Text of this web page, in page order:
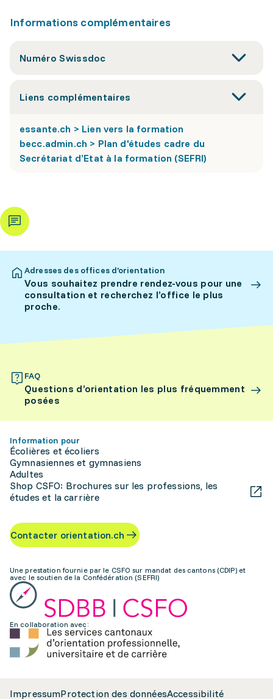
Informations complémentaires
Numéro Swissdoc
Liens complémentaires
essante.ch > Lien vers la formation
becc.admin.ch > Plan d'études cadre du
Secrétariat d’Etat à la formation (SEFRI)
Adresses des offices d’orientation
Vous souhaitez prendre rendez-vous pour une
consultation et recherchez l’office le plus
proche.
FAQ
Questions d’orientation les plus fréquemment
posées
Information pour
Écolières et écoliers
Gymnasiennes et gymnasiens
Adultes
Shop CSFO: Brochures sur les professions, les
études et la carrière
Contacter orientation.ch
Une prestation fournie par le CSFO sur mandat des cantons (CDIP) et
avec le soutien de la Confédération (SEFRI)
En collaboration avec:
ImpressumProtection des donnéesAccessibilité